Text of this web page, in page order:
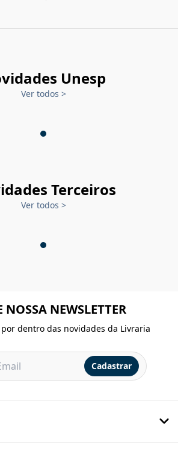
Unesp
Ver todos >
Terceiros
Ver todos >
NOSSA NEWSLETTER
dentro das novidades da Livraria
Cadastrar